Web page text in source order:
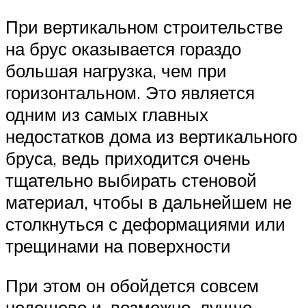
При вертикальном строительстве
на брус оказывается гораздо
большая нагрузка, чем при
горизонтальном. Это является
одним из самых главных
недостатков дома из вертикального
бруса, ведь приходится очень
тщательно выбирать стеновой
материал, чтобы в дальнейшем не
столкнуться с деформациями или
трещинами на поверхности
При этом он обойдется совсем